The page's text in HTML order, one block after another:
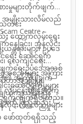
မှုများတိုက်ဖျက်
အမျိုးသားလိမ်လည်
Centre –
ေခြင်း၊ အွန်လိုင်း
င်ရေး ဆောင်ရွက်
ဖျက်ရေးဥပဒေအသစ်
က်ဘာအသုံးပြု
ယ်ကျယ်ပြန့်ပြန့်
န်လိုင်းလိမ်လည်မှုများ
ဖော်ထုတ်ရရှိသည့်
သတင်း
းထောက်လှမ်းရေး
ားများ၊ ဥပဒေ
၊ လေ့ကျင့်ရေး
စည်းများအကြား
းဆောင်ရွက်မှုများ
ရွက်လျက်ရှိပါသည်။
၏ အကြံပြုချက်
လုပ်ငန်းစဉ်အောက်
ားကို ဖြည့်ဆည်း